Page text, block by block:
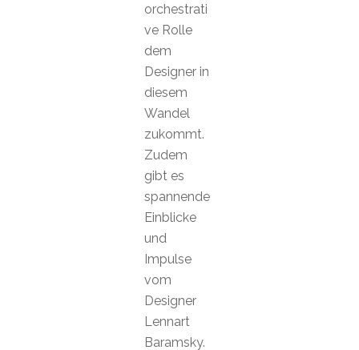
orchestrati
ve Rolle
dem
Designer in
diesem
Wandel
zukommt.
Zudem
gibt es
spannende
Einblicke
und
Impulse
vom
Designer
Lennart
Baramsky.